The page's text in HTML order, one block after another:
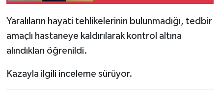
Yaralıların hayati tehlikelerinin bulunmadığı, tedbir
amaçlı hastaneye kaldırılarak kontrol altına
alındıkları öğrenildi.
Kazayla ilgili inceleme sürüyor.